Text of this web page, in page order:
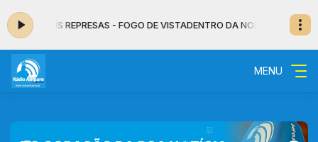
LUÍS REPRESAS - FOGO DE VISTADENTRO DA NOITE - MUSICAL das
MENU